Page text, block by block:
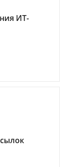
ИТ-